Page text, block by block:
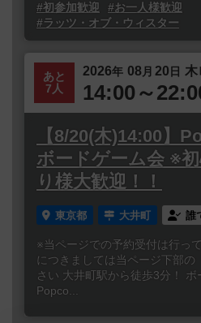
#初参加歓迎
#お一人様歓迎
#ラッツ・オブ・ウィスター
あと
7人
2026年 08 月 20日 木
14:00～
【8/20(木)14:00】
ボードゲーム会 ※
り様大歓迎！！
東京都 大井町 誰
※当ページでの予約受付は行っ
につきましては当ページ下部の
さい 大井町駅から徒歩3分！
Popco...